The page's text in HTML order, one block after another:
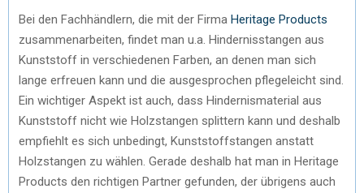
Bei den Fachhändlern, die mit der Firma Heritage Products
zusammenarbeiten, findet man u.a. Hindernisstangen aus
Kunststoff in verschiedenen Farben, an denen man sich
lange erfreuen kann und die ausgesprochen pflegeleicht sind.
Ein wichtiger Aspekt ist auch, dass Hindernismaterial aus
Kunststoff nicht wie Holzstangen splittern kann und deshalb
empfiehlt es sich unbedingt, Kunststoffstangen anstatt
Holzstangen zu wählen. Gerade deshalb hat man in Heritage
Products den richtigen Partner gefunden, der übrigens auch